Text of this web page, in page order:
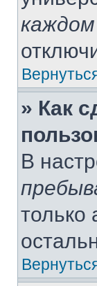
» Как
В
только